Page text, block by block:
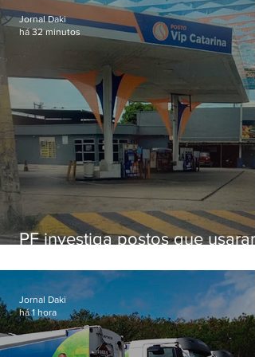
PF investiga postos que usaram
secretário morto em 2020
Jornal Daki
há 32 minutos
Jornal Daki
há 1 hora